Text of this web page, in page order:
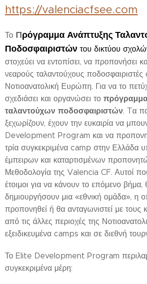
https://valenciacfsee.com
Το Πρόγραμμα Ανάπτυξης
Ποδοσφαιριστών του δικτύου
στοχεύει να εντοπίσει, να προπονήσει
νεαρούς ταλαντούχους ποδοσφαιριστές
Νοτιοανατολική Ευρώπη. Για να το
σχεδιάσει και οργανώσει το
ταλαντούχων ποδοσφαιριστών. Tα
ξεχωρίζουν, έχουν την ευκαιρία να
Development Program και να
τρία συγκεκριμένα camp στην Ελλάδα
έμπειρων και καταρτισμένων
Μεθοδολογία της Valencia CF. Αυτοί
έτοιμοι για να κάνουν το επόμενο
δημιουργήσουν μια «εθνική ομάδα», η
προπονηθεί ή θα ανταγωνιστεί με τους
από τις άλλες περιοχές της
εξειδικευμένα camps και σε διεθνή
Το Elite Development Program
συγκεκριμένα μέρη: